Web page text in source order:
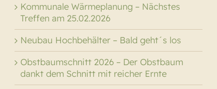
Kommunale Wärmeplanung – Nächstes
Treffen am 25.02.2026
Neubau Hochbehälter – Bald geht´s los
Obstbaumschnitt 2026 – Der Obstbaum
dankt dem Schnitt mit reicher Ernte